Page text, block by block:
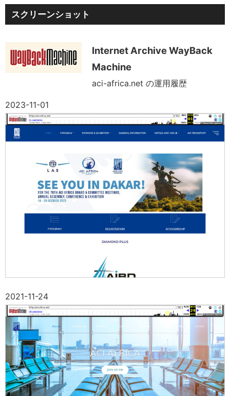
スクリーンショット
Internet Archive WayBack
Machine
aci-africa.net の運用履歴
2023-11-01
2021-11-24